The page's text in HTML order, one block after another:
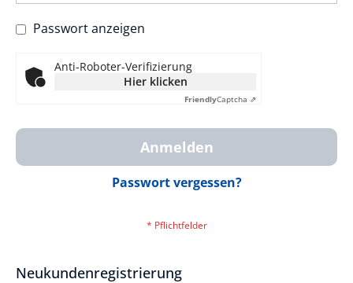
Passwort anzeigen
Anti-Roboter-Verifizierung
Hier klicken
FriendlyCaptcha ⇗
Anmelden
Passwort vergessen?
Neukundenregistrierung